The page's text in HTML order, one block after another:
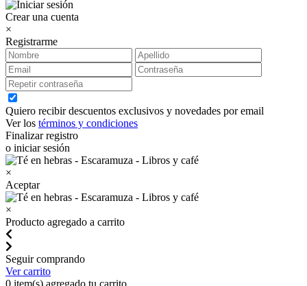
Crear una cuenta
×
Registrarme
Quiero recibir descuentos exclusivos y novedades por email
Ver los términos y condiciones
Finalizar registro
o iniciar sesión
×
Aceptar
×
Producto agregado a carrito
Seguir comprando
Ver carrito
0 item(s) agregado tu carrito